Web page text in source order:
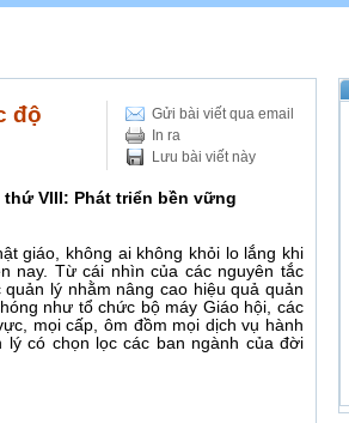
Gửi bài viết qua email
In ra
Lưu bài viết này
độ
VIII: Phát triển bền vững
giáo, không ai không khỏi lo lắng khi
nay. Từ cái nhìn của các nguyên tắc
lý nhằm nâng cao hiệu quả quản
như tổ chức bộ máy Giáo hội, các
mọi cấp, ôm đồm mọi dịch vụ hành
có chọn lọc các ban ngành của đời